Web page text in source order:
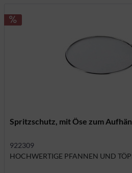
Spritzschutz, mit Öse zum
922309
HOCHWERTIGE PFANNEN UND